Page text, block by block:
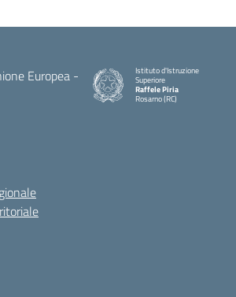
Istituto d'Istruzione
Superiore
Raffele Piria
Rosarno (RC)